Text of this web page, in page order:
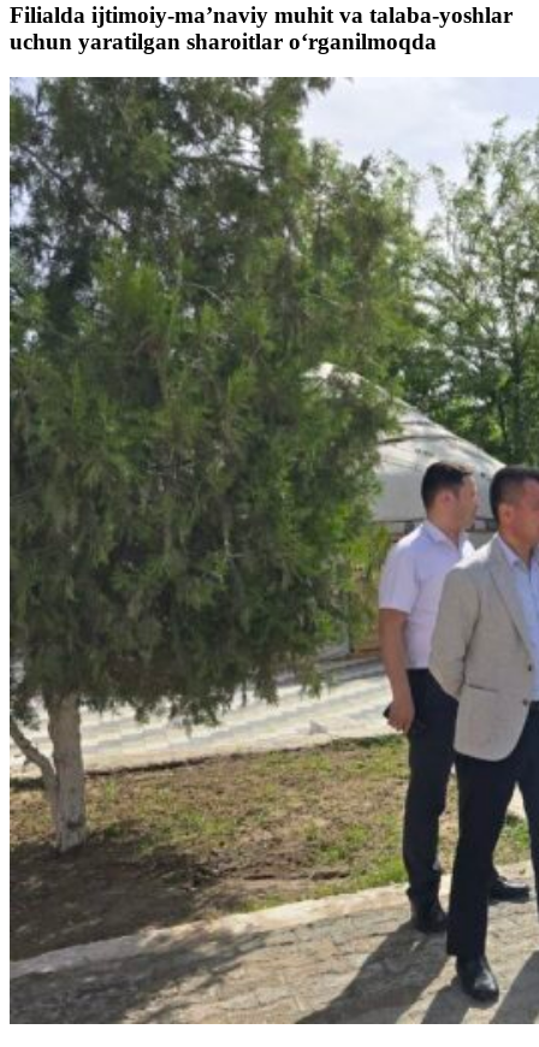
Filialda ijtimoiy-ma’naviy muhit va talaba-yoshlar
uchun yaratilgan sharoitlar o‘rganilmoqda